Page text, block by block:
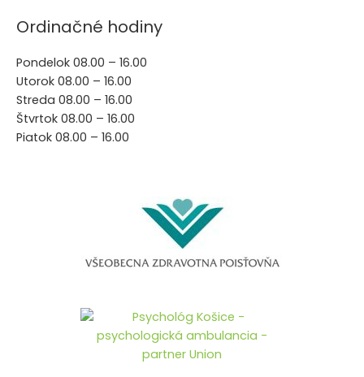
Ordinačné hodiny
Pondelok 08.00 – 16.00
Utorok 08.00 – 16.00
Streda 08.00 – 16.00
Štvrtok 08.00 – 16.00
Piatok 08.00 – 16.00